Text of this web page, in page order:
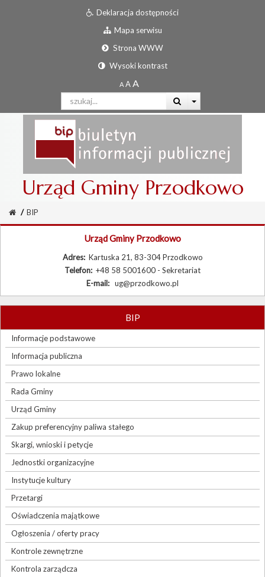
Deklaracja dostępności
Mapa serwisu
Strona WWW
Wysoki kontrast
Urząd Gminy Przodkowo
/ BIP
Urząd Gminy Przodkowo
Adres: Kartuska 21, 83-304 Przodkowo
Telefon: +48 58 5001600 - Sekretariat
E-mail: ug@przodkowo.pl
BIP
Informacje podstawowe
Informacja publiczna
Prawo lokalne
Rada Gminy
Urząd Gminy
Zakup preferencyjny paliwa stałego
Skargi, wnioski i petycje
Jednostki organizacyjne
Instytucje kultury
Przetargi
Oświadczenia majątkowe
Ogłoszenia / oferty pracy
Kontrole zewnętrzne
Kontrola zarządcza